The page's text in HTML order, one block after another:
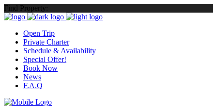
Find Property:
Open Trip
Private Charter
Schedule & Availability
Special Offer!
Book Now
News
F.A.Q